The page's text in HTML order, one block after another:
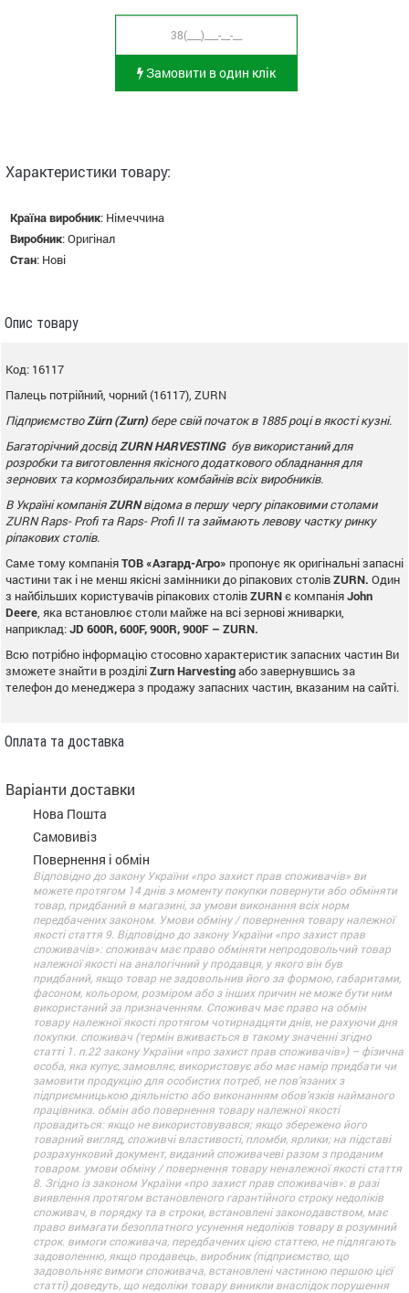
Замовити в один клік
Характеристики товару:
Країна виробник: Німеччина
Виробник:Оригінал
Стан: Нові
Опис товару
Код: 16117
Палець потрійний, чорний (16117), ZURN
Підприємство Zürn (Zurn) бере свій початок в 1885 році в якості кузні.
Багаторічний досвід ZURN HARVESTING був використаний для
розробки та виготовлення якісного додаткового обладнання для
зернових та кормозбиральних комбайнів всіх виробників.
В Україні компанія ZURN відома в першу чергу ріпаковими столами
ZURN Raps- Profi та Raps- Profi II та займають левову частку ринку
ріпакових столів.
Саме тому компаніяТОВ «Азгард-Агро» пропонує як оригінальні запасні
частини так і не менш якісні замінники до ріпакових столівZURN. Один
з найбільших користувачів ріпакових столівZURNє компаніяJohn
Deere , яка встановлює столи майже на всі зернові жниварки,
наприклад:JD 600R, 600F, 900R, 900F – ZURN.
Всю потрібно інформацію стосовно характеристик запасних частин Ви
зможете знайти в розділіZurnHarvestingабо завернувшись за
телефон до менеджера з продажу запасних частин, вказаним на сайті.
Оплата та доставка
Варіанти доставки
Нова Пошта
Самовивіз
Повернення і обмін
Відповідно до закону України «про захист прав споживачів» ви
можете протягом 14 днів з моменту покупки повернути або обміняти
товар, придбаний в магазині, за умови виконання всіх норм
передбачених законом. Умови обміну / повернення товару належної
якості стаття 9. Відповідно до закону України «про захист прав
споживачів»: споживач має право обміняти непродовольчий товар
належної якості на аналогічний у продавця, у якого він був
придбаний, якщо товар не задовольнив його за формою, габаритами,
фасоном, кольором, розміром або з інших причин не може бути ним
використаний за призначенням. Споживач має право на обмін
товару належної якості протягом чотирнадцяти днів, не рахуючи дня
покупки. споживач (термін вживається в такому значенні згідно
статті 1. п.22 закону України «про захист прав споживачів») – фізична
особа, яка купує, замовляє, використовує або має намір придбати чи
замовити продукцію для особистих потреб, не пов’язаних з
підприємницькою діяльністю або виконанням обов’язків найманого
працівника. обмін або повернення товару належної якості
провадиться: якщо не використовувався; якщо збережено його
товарний вигляд, споживчі властивості, пломби, ярлики; на підставі
розрахунковий документ, виданий споживачеві разом з проданим
товаром. умови обміну / повернення товару неналежної якості стаття
8. Згідно із законом України «про захист прав споживачів»: в разі
виявлення протягом встановленого гарантійного строку недоліків
споживач, в порядку та в строки, встановлені законодавством, має
право вимагати безоплатного усунення недоліків товару в розумний
строк. вимоги споживача, передбачених цією статтею, не підлягають
задоволенню, якщо продавець, виробник (підприємство, що
задовольняє вимоги споживача, встановлені частиною першою цієї
статті) доведуть, що недоліки товару виникли внаслідок порушення